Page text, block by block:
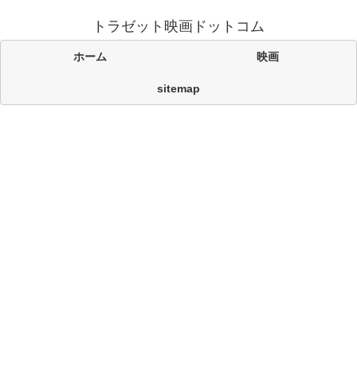
トラゼット映画ドットコム
ホーム 映画
sitemap